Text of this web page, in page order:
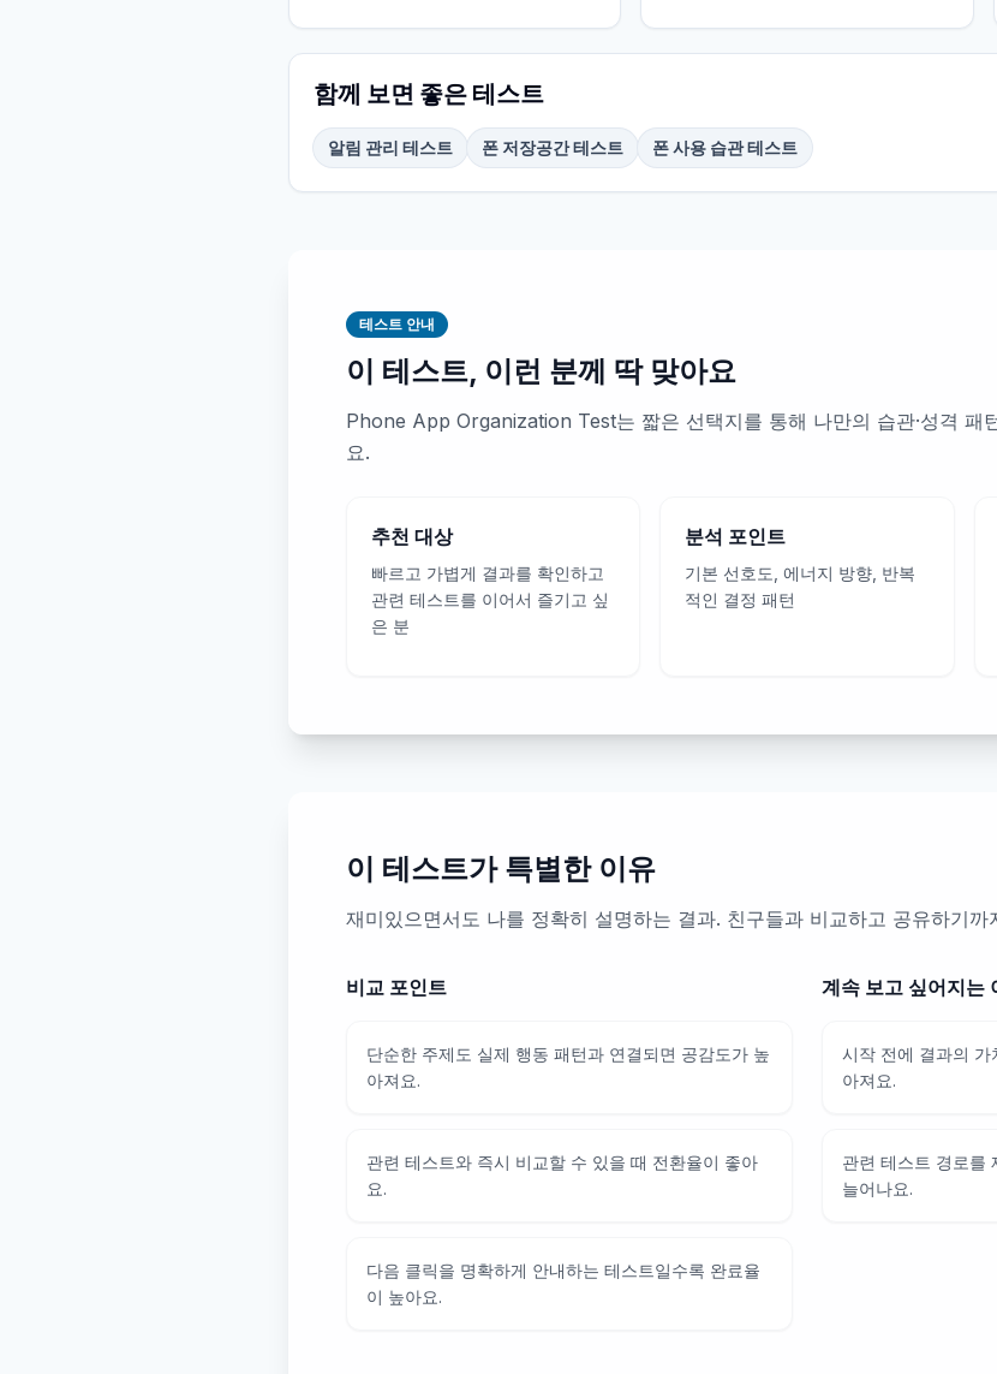
함께 보면 좋은 테스트
알림 관리 테스트 폰 저장공간 테스트 폰 사용 습관 테스트
테스트 안내
이 테스트, 이런 분께 딱 맞아요
Phone App Organization Test는 짧은 선택지를 통해 나만의 습관·성격 패
요.
추천 대상
빠르고 가볍게 결과를 확인하고
관련 테스트를 이어서 즐기고 싶
은 분
분석 포인트
기본 선호도, 에너지 방향, 반복
적인 결정 패턴
이 테스트가 특별한 이유
재미있으면서도 나를 정확히 설명하는 결과. 친구들과 비교하고 공유하기까
비교 포인트
단순한 주제도 실제 행동 패턴과 연결되면 공감도가 높
아져요.
관련 테스트와 즉시 비교할 수 있을 때 전환율이 좋아
요.
다음 클릭을 명확하게 안내하는 테스트일수록 완료율
이 높아요.
계속 보고 싶어지는
시작 전에 결과의
아져요.
관련 테스트 경로를
늘어나요.